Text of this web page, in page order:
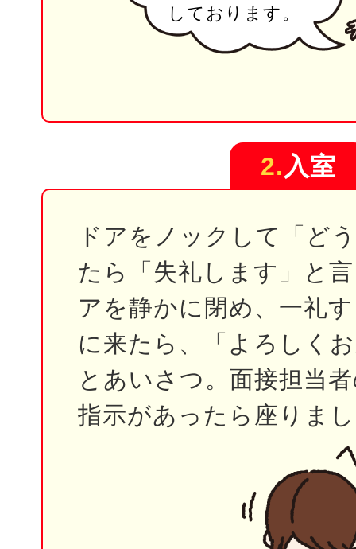
しております。
2.入室
ドアをノックして「ど
たら「失礼します」と
アを静かに閉め、一礼
に来たら、「よろしく
とあいさつ。面接担当
指示があったら座りま